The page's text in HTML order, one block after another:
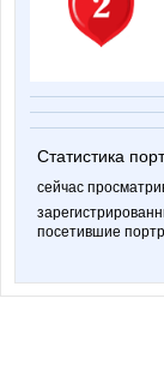
Статистика
сейчас
посетившие